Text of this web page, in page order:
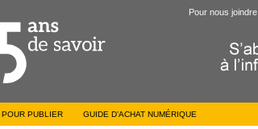
Pour nous joindre
POUR PUBLIER GUIDE D’ACHAT NUMÉRIQUE